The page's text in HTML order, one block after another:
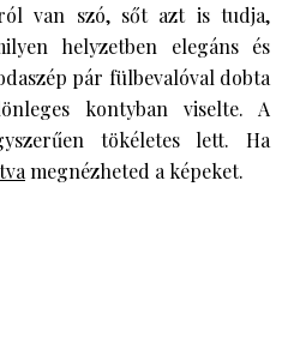
van szó, sőt azt is tudja,
helyzetben elegáns és
pár fülbevalóval dobta
kontyban viselte. A
tökéletes lett. Ha
megnézheted a képeket.